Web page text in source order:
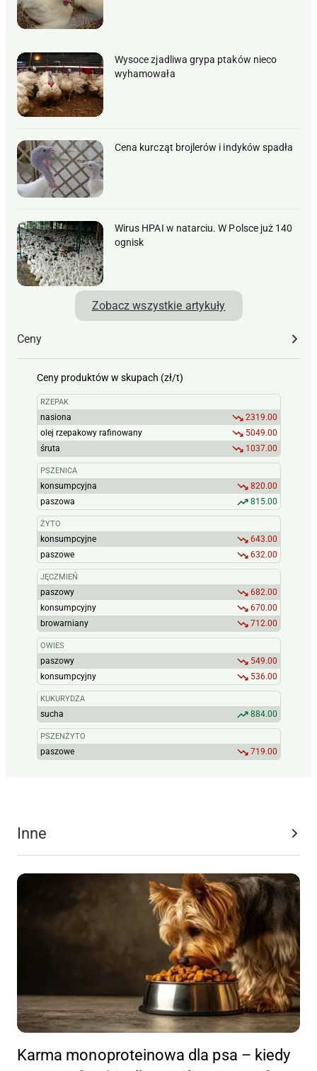
Wysoce zjadliwa grypa ptaków nieco
wyhamowała
Cena kurcząt brojlerów i indyków spadła
Wirus HPAI w natarciu. W Polsce już 140
ognisk
Zobacz wszystkie artykuły
Ceny
Ceny produktów w skupach (zł/t)
RZEPAK
nasiona
2319.00
olej rzepakowy rafinowany
5049.00
śruta
1037.00
PSZENICA
konsumpcyjna
820.00
paszowa
815.00
ŻYTO
konsumpcyjne
643.00
paszowe
632.00
JĘCZMIEŃ
paszowy
682.00
konsumpcyjny
670.00
browarniany
712.00
OWIES
paszowy
549.00
konsumpcyjny
536.00
KUKURYDZA
sucha 884.00
PSZENŻYTO
paszowe 719.00
Inne
Karma monoproteinowa dla psa – kiedy